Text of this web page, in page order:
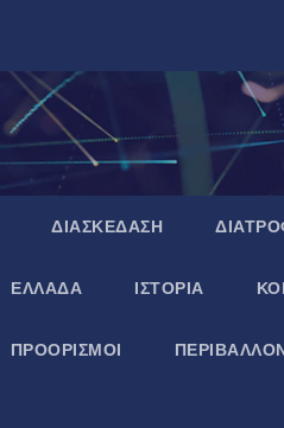
ΔΙΑΣΚΕΔΑΣΗ
ΕΛΛΑΔΑ ΙΣΤΟΡΙΑ
ΠΡΟΟΡΙΣΜΟΙ